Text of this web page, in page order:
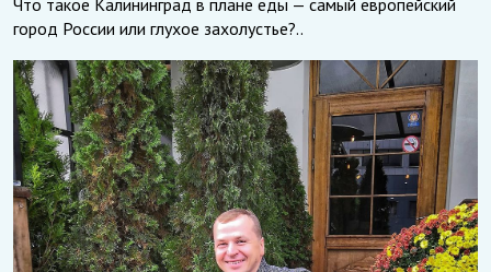
город России или глухое захолустье?..